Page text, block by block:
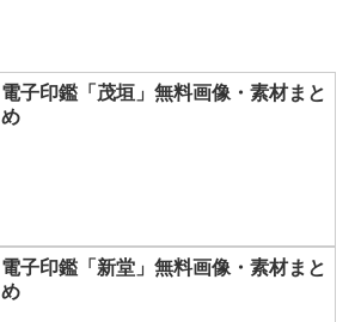
電子印鑑「茂垣」無料画像・素材まと
め
電子印鑑「新堂」無料画像・素材まと
め